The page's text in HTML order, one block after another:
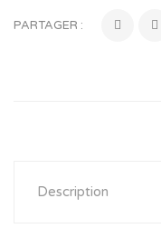
PARTAGER :
Description